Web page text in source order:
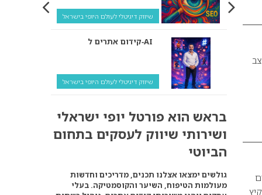
שיווק דיגיטלי לעולם היופי בישראל
קידום אתרים ל‑AI
שיווק דיגיטלי לעולם היופי בישראל
ולמה העסק שלך צריך
להתאים את עצמו אליהם?
קידום ל‑AI לעומת קידום
רגיל: איפה הכסף נמצא
באמת?
בראש הוא פורטל יופי ישראלי
ושירותי שיווק לעסקים בתחום
הביוטי
גולשים ימצאו אצלנו תכנים, מדריכים וחדשות
מעולמות הטיפוח, השיער והקוסמטיקה. בעלי